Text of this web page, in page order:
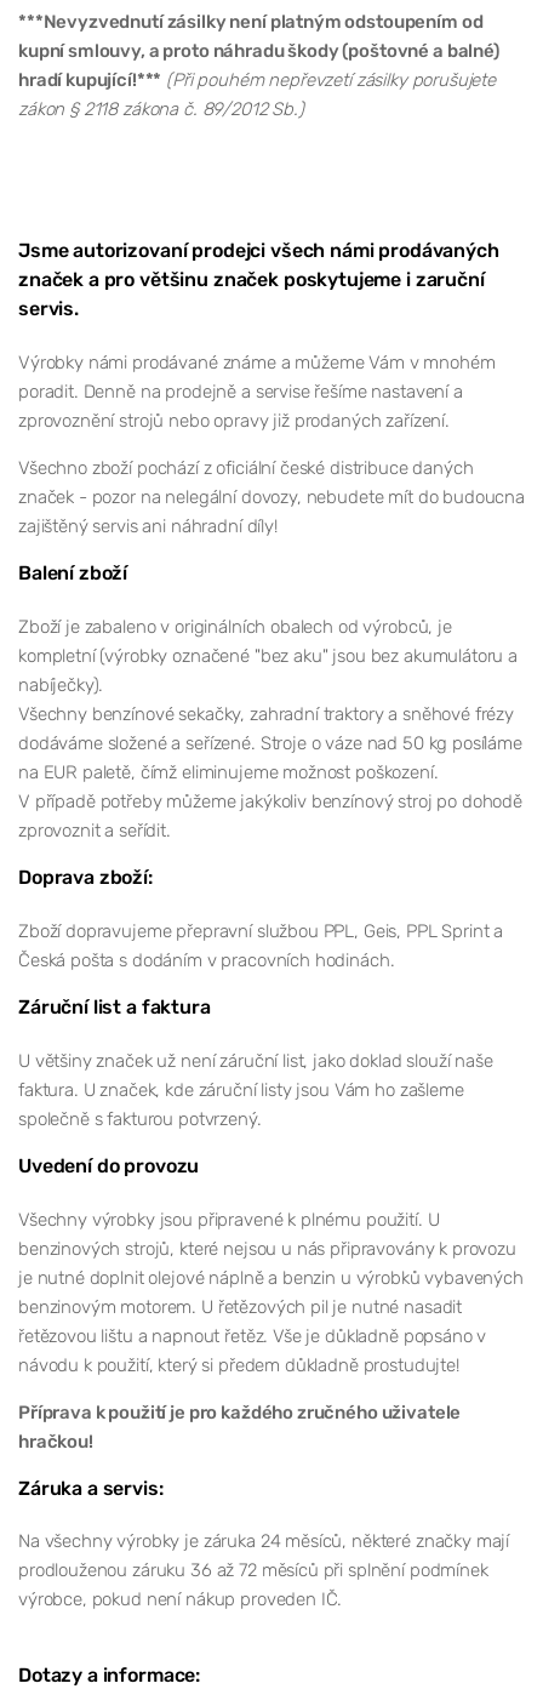
***Nevyzvednutí zásilky není platným odstoupením od
kupní smlouvy, a proto náhradu škody (poštovné a balné)
hradí kupující!*** (Při pouhém nepřevzetí zásilky porušujete
zákon § 2118 zákona č. 89/2012 Sb.)
Jsme autorizovaní prodejci všech námi prodávaných
značek a pro většinu značek poskytujeme i zaruční
servis.
Výrobky námi prodávané známe a můžeme Vám v mnohém
poradit. Denně na prodejně a servise řešíme nastavení a
zprovoznění strojů nebo opravy již prodaných zařízení.
Všechno zboží pochází z oficiální české distribuce daných
značek - pozor na nelegální dovozy, nebudete mít do budoucna
zajištěný servis ani náhradní díly!
Balení zboží
Zboží je zabaleno v originálních obalech od výrobců, je
kompletní (výrobky označené "bez aku" jsou bez akumulátoru a
nabíječky).
Všechny benzínové sekačky, zahradní traktory a sněhové frézy
dodáváme složené a seřízené. Stroje o váze nad 50 kg posíláme
na EUR paletě, čímž eliminujeme možnost poškození.
V případě potřeby můžeme jakýkoliv benzínový stroj po dohodě
zprovoznit a seřídit.
Doprava zboží:
Zboží dopravujeme přepravní službou PPL, Geis, PPL Sprint a
Česká pošta s dodáním v pracovních hodinách.
Záruční list a faktura
U většiny značek už není záruční list, jako doklad slouží naše
faktura. U značek, kde záruční listy jsou Vám ho zašleme
společně s fakturou potvrzený.
Uvedení do provozu
Všechny výrobky jsou připravené k plnému použití. U
benzinových strojů, které nejsou u nás připravovány k provozu
je nutné doplnit olejové náplně a benzin u výrobků vybavených
benzinovým motorem. U řetězových pil je nutné nasadit
řetězovou lištu a napnout řetěz. Vše je důkladně popsáno v
návodu k použití, který si předem důkladně prostudujte!
Příprava k použití je pro každého zručného uživatele
hračkou!
Záruka a servis:
Na všechny výrobky je záruka 24 měsíců, některé značky mají
prodlouženou záruku 36 až 72 měsíců při splnění podmínek
výrobce, pokud není nákup proveden IČ.
Dotazy a informace: